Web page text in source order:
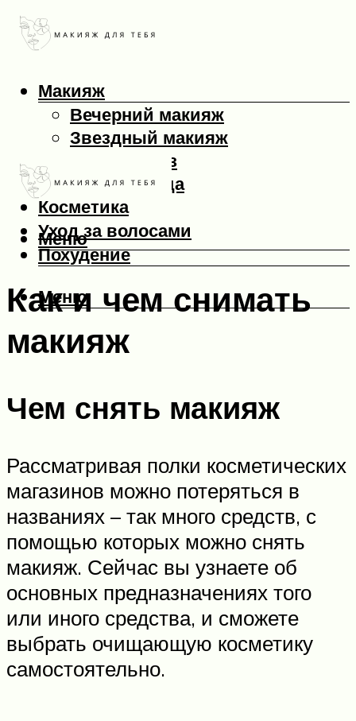
Макияж
Вечерний макияж
Звездный макияж
Макияж глаз
Макияж лица
Косметика
Уход за волосами
Похудение
Меню
Меню
Как и чем снимать
макияж
Чем снять макияж
Рассматривая полки косметических
магазинов можно потеряться в
названиях – так много средств, с
помощью которых можно снять
макияж. Сейчас вы узнаете об
основных предназначениях того
или иного средства, и сможете
выбрать очищающую косметику
самостоятельно.